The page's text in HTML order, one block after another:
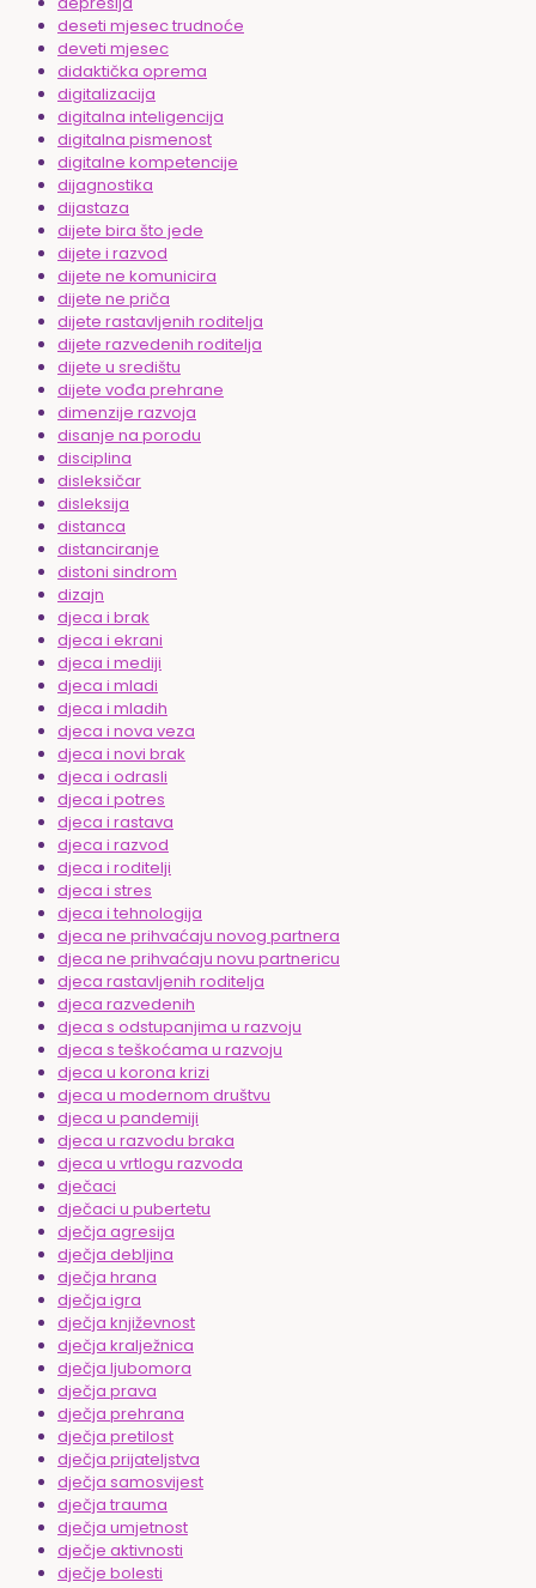
deseti mjesec trudnoće
deveti mjesec
didaktička oprema
digitalizacija
digitalna inteligencija
digitalna pismenost
digitalne kompetencije
dijagnostika
dijastaza
dijete bira što jede
dijete i razvod
dijete ne komunicira
dijete ne priča
dijete rastavljenih roditelja
dijete razvedenih roditelja
dijete u središtu
dijete vođa prehrane
dimenzije razvoja
disanje na porodu
disciplina
disleksičar
disleksija
distanca
distanciranje
distoni sindrom
dizajn
djeca i brak
djeca i ekrani
djeca i mediji
djeca i mladi
djeca i mladih
djeca i nova veza
djeca i novi brak
djeca i odrasli
djeca i potres
djeca i rastava
djeca i razvod
djeca i roditelji
djeca i stres
djeca i tehnologija
djeca ne prihvaćaju novog partnera
djeca ne prihvaćaju novu partnericu
djeca rastavljenih roditelja
djeca razvedenih
djeca s odstupanjima u razvoju
djeca s teškoćama u razvoju
djeca u korona krizi
djeca u modernom društvu
djeca u pandemiji
djeca u razvodu braka
djeca u vrtlogu razvoda
dječaci
dječaci u pubertetu
dječja agresija
dječja debljina
dječja hrana
dječja igra
dječja književnost
dječja kralježnica
dječja ljubomora
dječja prava
dječja prehrana
dječja pretilost
dječja prijateljstva
dječja samosvijest
dječja trauma
dječja umjetnost
dječje aktivnosti
dječje bolesti